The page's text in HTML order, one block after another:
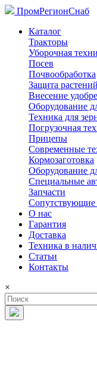
ПромРегионСнаб
Каталог
Тракторы
Уборочная
Посев
Почвообработка
Защита растений
Внесение
Оборудование
Техника для
Погрузочная
Прицепы
Современные
Кормозаготовка
Оборудование
Специальные
Запчасти
Сопутствующие
О нас
Гарантия
Доставка
Техника в
Статьи
Контакты
×